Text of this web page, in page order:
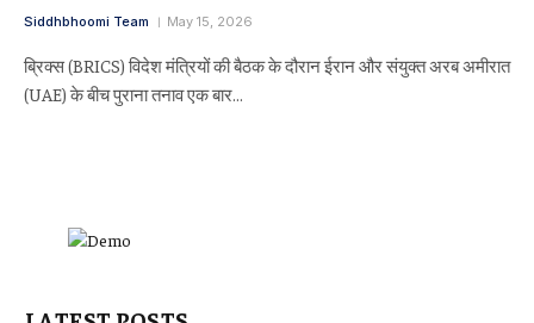
Siddhbhoomi Team May 15, 2026
ब्रिक्स (BRICS) विदेश मंत्रियों की बैठक के दौरान ईरान और संयुक्त अरब अमीरात
(UAE) के बीच पुराना तनाव एक बार…